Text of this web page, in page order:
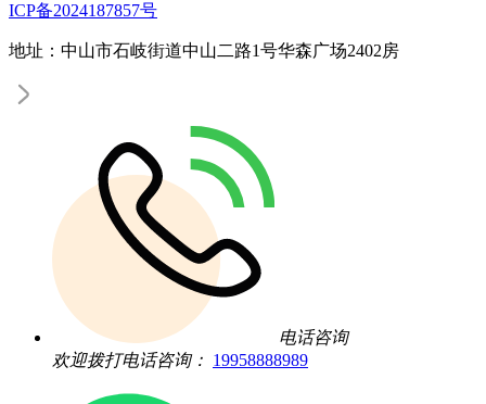
ICP备2024187857号
地址：中山市石岐街道中山二路1号华森广场2402房
电话咨询
欢迎拨打电话咨询： 19958888989